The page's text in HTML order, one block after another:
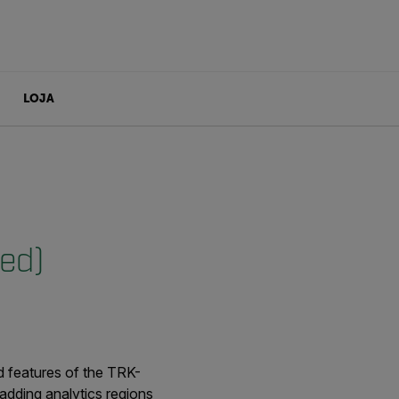
LOJA
features of the TRK-
analytics regions